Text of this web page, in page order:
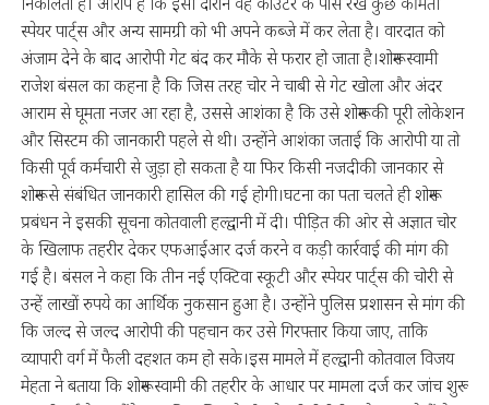
स्पेयर पार्ट्स और अन्य सामग्री को भी अपने कब्जे में कर लेता है। वारदात को
अंजाम देने के बाद आरोपी गेट बंद कर मौके से फरार हो जाता है।शोरूम स्वामी
राजेश बंसल का कहना है कि जिस तरह चोर ने चाबी से गेट खोला और अंदर
आराम से घूमता नजर आ रहा है, उससे आशंका है कि उसे शोरूम की पूरी लोकेशन
और सिस्टम की जानकारी पहले से थी। उन्होंने आशंका जताई कि आरोपी या तो
किसी पूर्व कर्मचारी से जुड़ा हो सकता है या फिर किसी नजदीकी जानकार से
शोरूम से संबंधित जानकारी हासिल की गई होगी।घटना का पता चलते ही शोरूम
प्रबंधन ने इसकी सूचना कोतवाली हल्द्वानी में दी। पीड़ित की ओर से अज्ञात चोर
के खिलाफ तहरीर देकर एफआईआर दर्ज करने व कड़ी कार्रवाई की मांग की
गई है। बंसल ने कहा कि तीन नई एक्टिवा स्कूटी और स्पेयर पार्ट्स की चोरी से
उन्हें लाखों रुपये का आर्थिक नुकसान हुआ है। उन्होंने पुलिस प्रशासन से मांग की
कि जल्द से जल्द आरोपी की पहचान कर उसे गिरफ्तार किया जाए, ताकि
व्यापारी वर्ग में फैली दहशत कम हो सके।इस मामले में हल्द्वानी कोतवाल विजय
मेहता ने बताया कि शोरूम स्वामी की तहरीर के आधार पर मामला दर्ज कर जांच शुरू